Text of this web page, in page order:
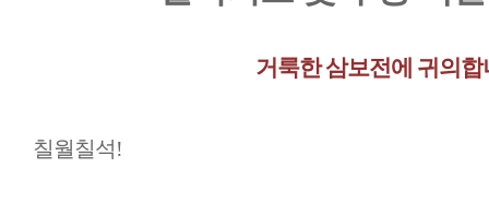
거룩한 삼보전에 귀의합
칠월칠석!